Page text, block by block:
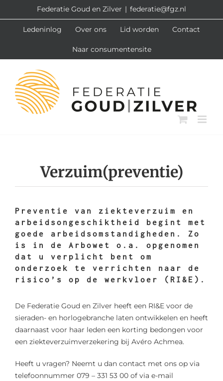
naar
inhoud
Federatie Goud en Zilver | federatie@fgz.nl
Ledeninlog Over ons Lid worden Contact
Naar consumentensite
Verzuim(preventie)
Preventie van ziekteverzuim en
arbeidsongeschiktheid begint met
goede arbeidsomstandigheden. Zo
is in de Arbowet o.a. opgenomen
dat u verplicht bent om
onderzoek te verrichten naar de
risico’s op de werkvloer (RI&E).
De Federatie Goud en Zilver heeft een RI&E voor de
sieraden- en horlogebranche laten ontwikkelen en heeft
daarnaast voor haar leden een korting bedongen voor
een ziekteverzuimverzekering bij Avéro Achmea.
Heeft u vragen? Neemt u dan contact met ons op via
telefoonnummer 079 – 331 53 00 of via e-mail